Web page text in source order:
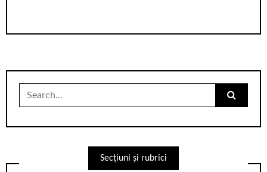
Search
Secțiuni și rubrici